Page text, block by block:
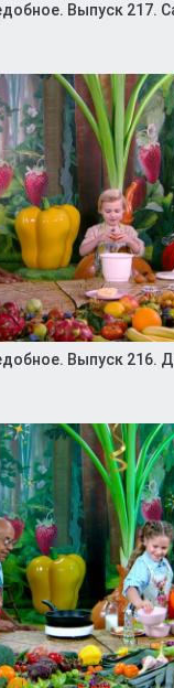
Выпуск 217.
Выпуск 216.